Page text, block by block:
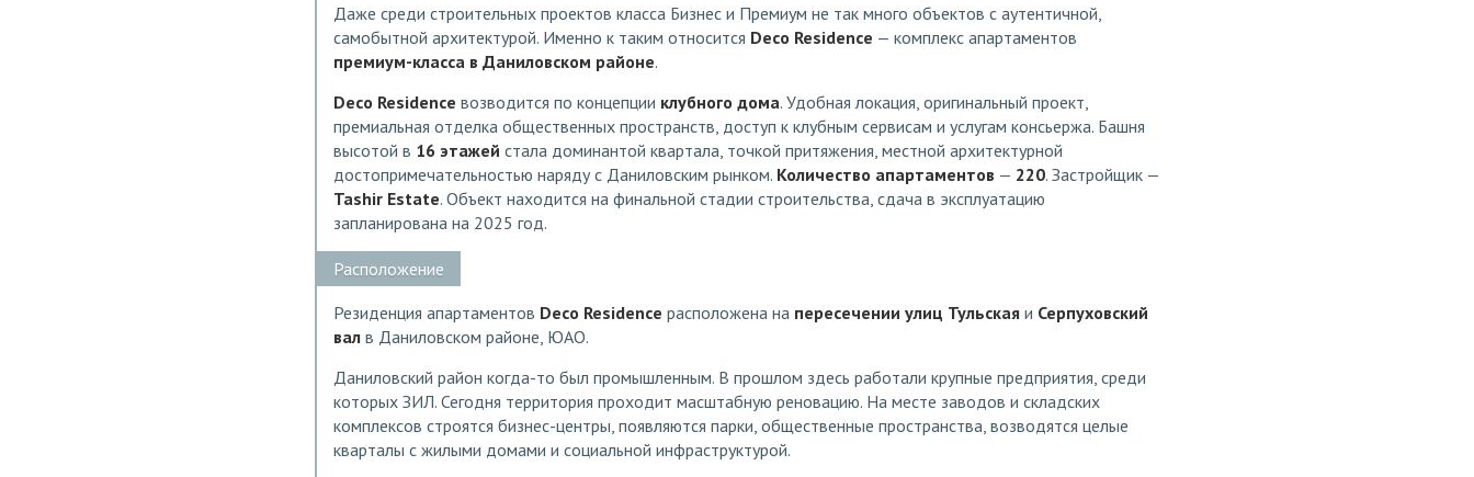
Даже среди строительных проектов класса Бизнес и Премиум не так много объектов с аутентичной,
самобытной архитектурой. Именно к таким относится Deco Residence — комплекс апартаментов
премиум-класса в Даниловском районе.
Deco Residence возводится по концепции клубного дома. Удобная локация, оригинальный проект,
премиальная отделка общественных пространств, доступ к клубным сервисам и услугам консьержа. Башня
высотой в 16 этажей стала доминантой квартала, точкой притяжения, местной архитектурной
достопримечательностью наряду с Даниловским рынком. Количество апартаментов — 220. Застройщик —
Tashir Estate. Объект находится на финальной стадии строительства, сдача в эксплуатацию
запланирована на 2025 год.
Расположение
Резиденция апартаментов Deco Residence расположена на пересечении улиц Тульская и Серпуховский
вал в Даниловском районе, ЮАО.
Даниловский район когда-то был промышленным. В прошлом здесь работали крупные предприятия, среди
которых ЗИЛ. Сегодня территория проходит масштабную реновацию. На месте заводов и складских
комплексов строятся бизнес-центры, появляются парки, общественные пространства, возводятся целые
кварталы с жилыми домами и социальной инфраструктурой.